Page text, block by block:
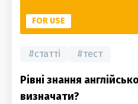
FOR USE
#статті #тест
Рівні знання
визначати?